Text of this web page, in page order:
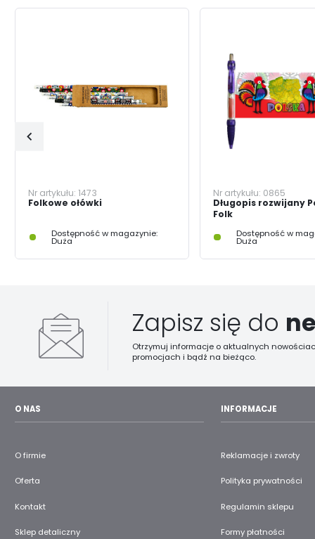
Nr artykułu: 1473
Folkowe ołówki
Dostępność w magazynie:
Duża
Nr artykułu: 0865
Długopis rozwijany
Folk
Dostępność w
Duża
Zapisz się do
Otrzymuj informacje o aktualnych
promocjach i bądź na bieżąco.
O NAS
O firmie
Oferta
Kontakt
Sklep detaliczny
INFORMACJE
Reklamacje i zwroty
Polityka prywatności
Regulamin sklepu
Formy płatności